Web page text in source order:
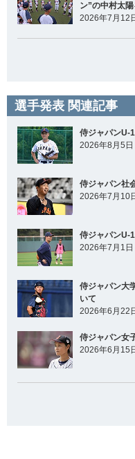
ン”の中村太
2026年7月12
選手発表 関連記事
侍ジャパンU-
2026年8月5日
侍ジャパン社
2026年7月10
侍ジャパンU-
2026年7月1日
侍ジャパン大
いて
2026年6月22
侍ジャパン女
2026年6月15